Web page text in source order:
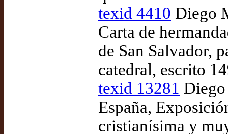
texid 4410 Diego
Carta de
de San Salvador,
catedral, escrito
texid 13281
España,
cristianísima y